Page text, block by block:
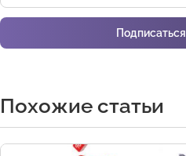
Подписаться
Похожие статьи